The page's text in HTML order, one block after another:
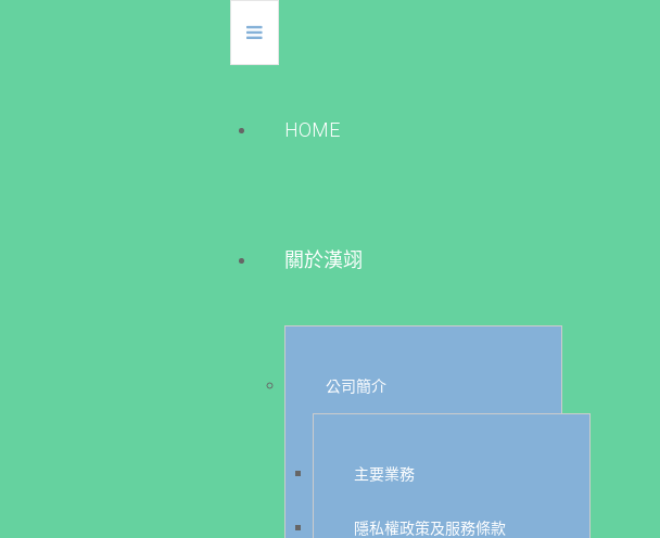
HOME
關於漢翊
公司簡介
主要業務
隱私權政策及服務條款